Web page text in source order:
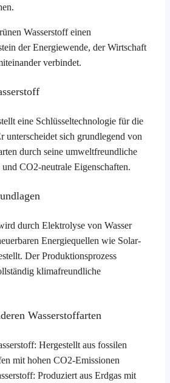
Wasserstoff einen
der Energiewende, der Wirtschaft
verbindet.
eine Schlüsseltechnologie für die
unterscheidet sich grundlegend von
durch seine umweltfreundliche
CO2-neutrale Eigenschaften.
durch Elektrolyse von Wasser
Energiequellen wie Solar-
Der Produktionsprozess
klimafreundliche
Wasserstoffarten
Hergestellt aus fossilen
mit hohen CO2-Emissionen
Produziert aus Erdgas mit